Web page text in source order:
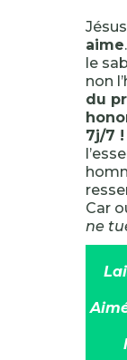
aime
le
non
du
7j/7 !
Car
ne